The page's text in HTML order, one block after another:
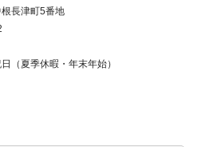
長津町5番地
（夏季休暇・年末年始）